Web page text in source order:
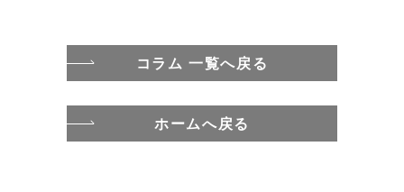
コラム 一覧へ戻る
ホームへ戻る